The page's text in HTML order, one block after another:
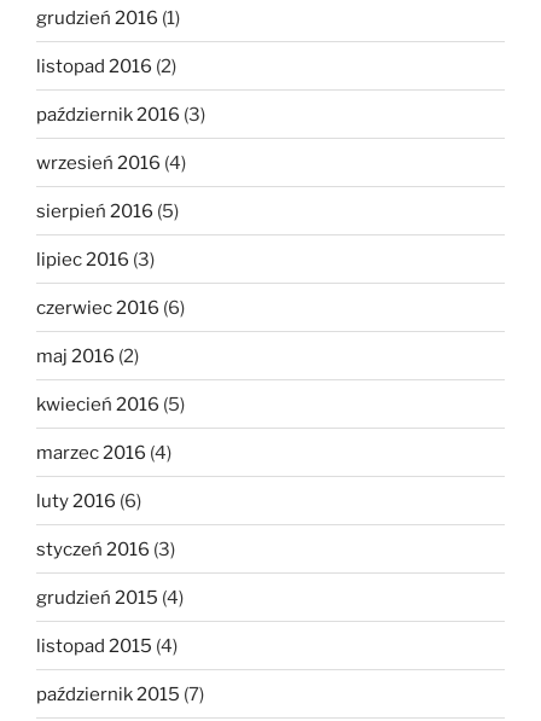
grudzień 2016 (1)
listopad 2016 (2)
październik 2016 (3)
wrzesień 2016 (4)
sierpień 2016 (5)
lipiec 2016 (3)
czerwiec 2016 (6)
maj 2016 (2)
kwiecień 2016 (5)
marzec 2016 (4)
luty 2016 (6)
styczeń 2016 (3)
grudzień 2015 (4)
listopad 2015 (4)
październik 2015 (7)